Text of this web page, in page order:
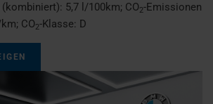
5,7 l/100km; CO2-Emissionen
; CO2-Klasse: D